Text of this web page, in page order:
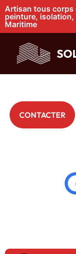
Artisan tous corps
peinture,
Maritime
Yvetot
CONTACTER